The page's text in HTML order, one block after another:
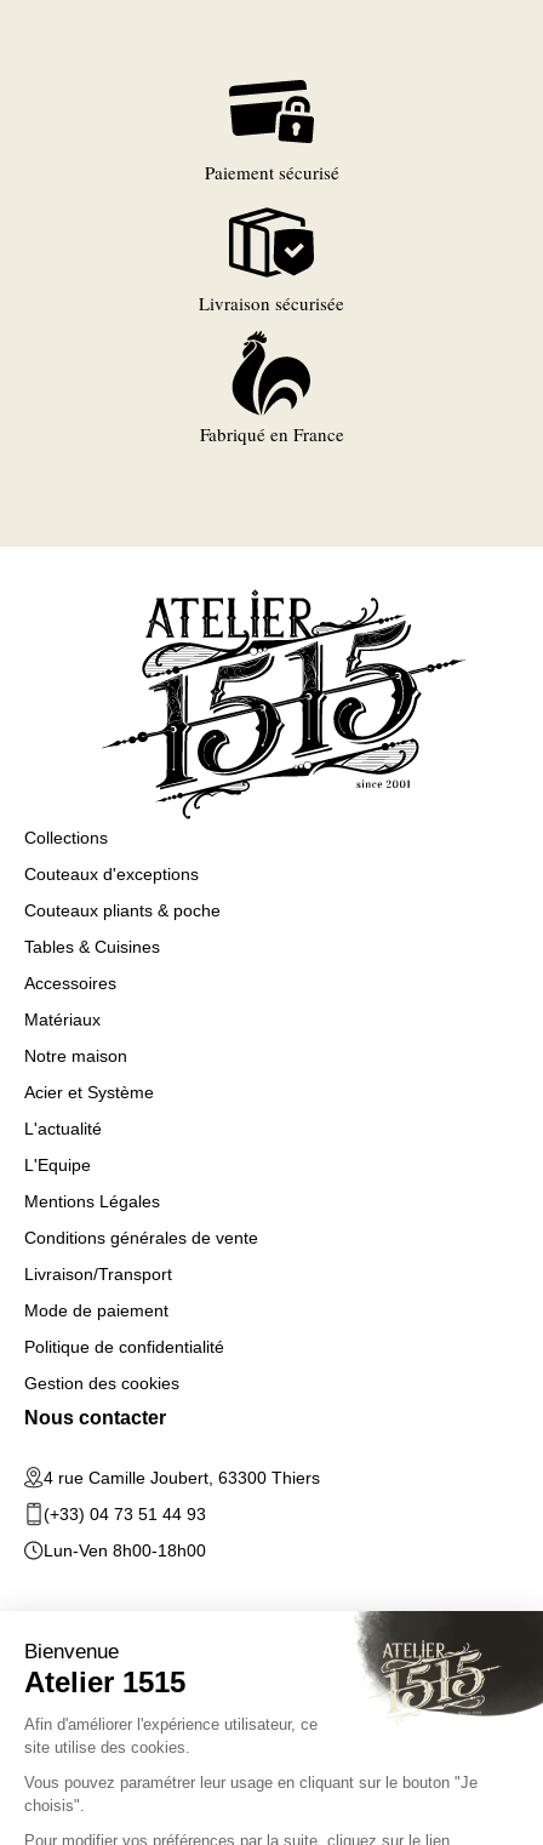
Paiement sécurisé
Livraison sécurisée
Fabriqué en France
Collections
Couteaux d'exceptions
Couteaux pliants & poche
Tables & Cuisines
Accessoires
Matériaux
Notre maison
Acier et Système
L'actualité
L'Equipe
Mentions Légales
Conditions générales de vente
Livraison/Transport
Mode de paiement
Politique de confidentialité
Gestion des cookies
Nous contacter
4 rue Camille Joubert, 63300 Thiers
(+33) 04 73 51 44 93
Lun-Ven 8h00-18h00